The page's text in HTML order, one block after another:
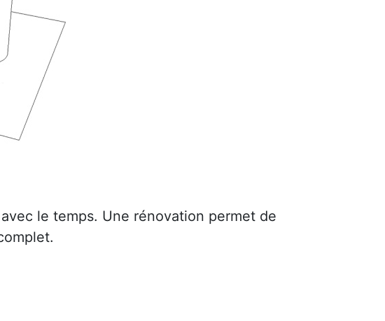
le temps. Une rénovation permet de